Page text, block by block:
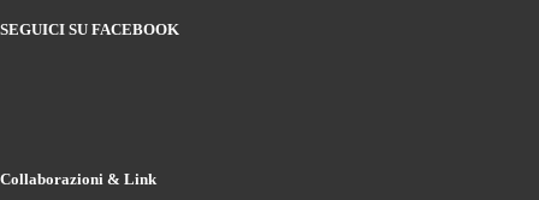
SEGUICI SU FACEBOOK
Collaborazioni & Link